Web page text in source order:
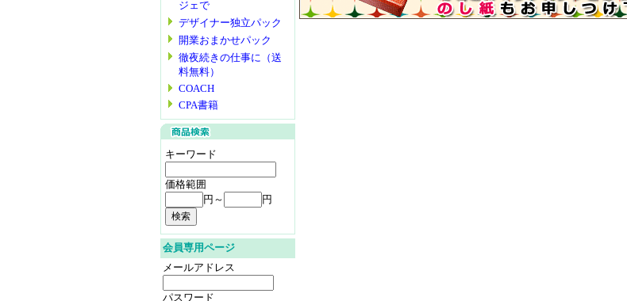
ジェで
デザイナー独立パック
開業おまかせパック
徹夜続きの仕事に（送
料無料）
COACH
CPA書籍
キーワード
価格範囲
円～
円
会員専用ページ
メールアドレス
パスワード